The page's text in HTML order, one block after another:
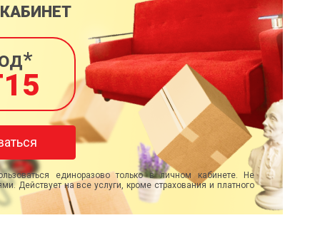
единоразово только в личном кабинете. Не
Действует на все услуги, кроме страхования и платного